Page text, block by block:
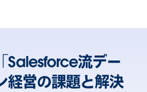
Salesforce流デー
経営の課題と解決